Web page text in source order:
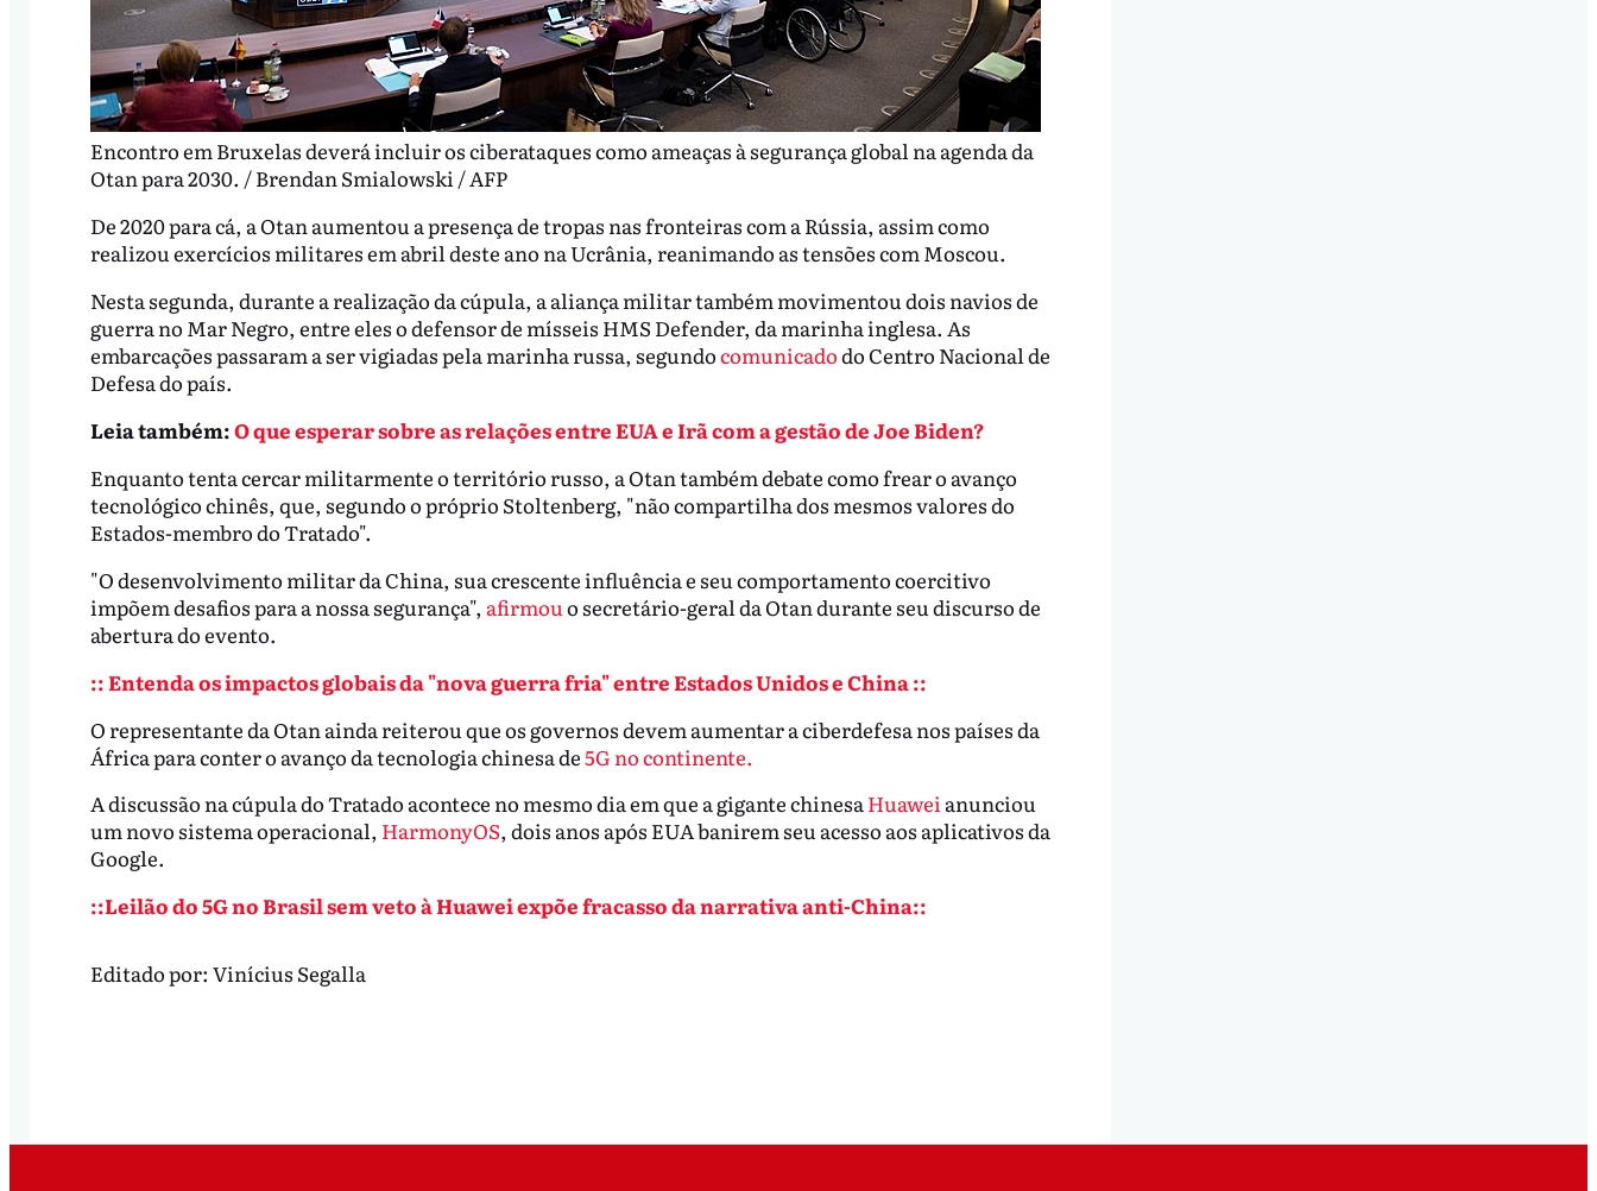
Encontro em Bruxelas deverá incluir os ciberataques como ameaças à segurança global na agenda da
Otan para 2030. / Brendan Smialowski / AFP
De 2020 para cá, a Otan aumentou a presença de tropas nas fronteiras com a Rússia, assim como
realizou exercícios militares em abril deste ano na Ucrânia, reanimando as tensões com Moscou.
Nesta segunda, durante a realização da cúpula, a aliança militar também movimentou dois navios de
guerra no Mar Negro, entre eles o defensor de mísseis HMS Defender, da marinha inglesa. As
embarcações passaram a ser vigiadas pela marinha russa, segundocomunicadodo Centro Nacional de
Defesa do país.
Leia também:O que esperar sobre as relações entre EUA e Irã com a gestão de Joe Biden?
Enquanto tenta cercar militarmente o território russo, a Otan também debate como frear o avanço
tecnológico chinês, que, segundo o próprio Stoltenberg, "não compartilha dos mesmos valores do
Estados-membro do Tratado".
"O desenvolvimento militar da China, sua crescente influência e seu comportamento coercitivo
impõem desafios para a nossa segurança", afirmou o secretário-geral da Otan durante seu discurso de
abertura do evento.
:: Entenda os impactos globais da "nova guerra fria" entre Estados Unidos e China ::
O representante da Otan ainda reiterou que os governos devem aumentar a ciberdefesa nos países da
África para conter o avanço da tecnologia chinesa de5G no continente.
A discussão na cúpula do Tratado acontece no mesmo dia em que a gigante chinesaHuaweianunciou
um novo sistema operacional, HarmonyOS, dois anos após EUA banirem seu acesso aos aplicativos da
Google.
::Leilão do 5G no Brasil sem veto à Huawei expõe fracasso da narrativa anti-China::
Editado por: Vinícius Segalla